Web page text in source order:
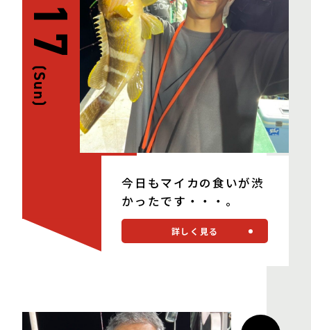
今日もマイカの食いが渋
かったです・・・。
詳しく見る
(Sun)